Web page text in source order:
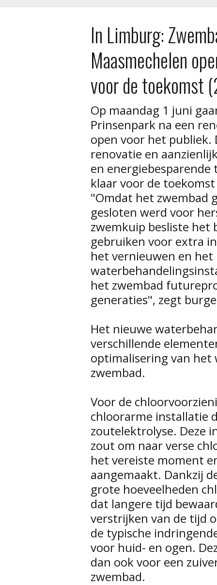
In Limburg:
Maasmechelen
voor de toekomst
Op maandag 1 juni
Prinsenpark na een
open voor het publiek.
renovatie en
en
klaar voor de
"Omdat het zwembad
gesloten werd voor
zwemkuip besliste het
gebruiken voor extra
het vernieuwen en
het zwembad
generaties", zegt
Het nieuwe
verschillende
optimalisering van het
zwembad.
Voor de
chloorarme installatie
zoutelektrolyse. Deze
zout om naar verse
het vereiste moment
aangemaakt. Dankzij
grote hoeveelheden
dat langere tijd
verstrijken van de tijd
de typische
voor huid- en ogen.
dan ook voor een
zwembad.